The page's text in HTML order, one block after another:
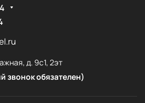
д. 9с1, 2эт
звонок обязателен)